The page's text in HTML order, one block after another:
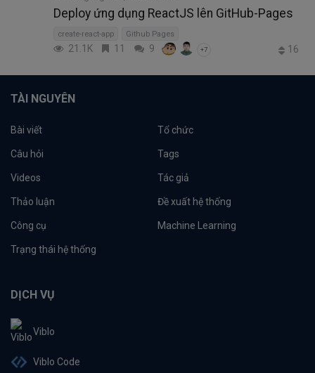
Deploy ứng dụng ReactJS lên GitHub-Pages
create-react-app Github Pages
21.1K 11 9 +7 16
TÀI NGUYÊN
Bài viết Tổ chức
Câu hỏi Tags
Videos Tác giả
Thảo luận Đề xuất hệ thống
Công cụ Machine Learning
Trạng thái hệ thống
DỊCH VỤ
Viblo
Viblo Code